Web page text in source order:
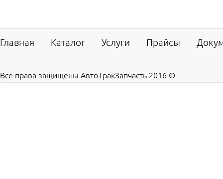
Главная Каталог Услуги Прайсы
Все права защищены АвтоТракЗапчасть 2016 ©